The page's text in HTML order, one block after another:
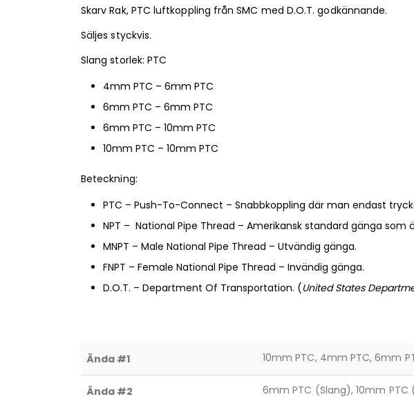
Skarv Rak, PTC luftkoppling från SMC med D.O.T. godkännande.
Säljes styckvis.
Slang storlek: PTC
4mm PTC – 6mm PTC
6mm PTC – 6mm PTC
6mm PTC – 10mm PTC
10mm PTC – 10mm PTC
Beteckning:
PTC – Push-To-Connect – Snabbkoppling där man endast
NPT – National Pipe Thread – Amerikansk standard gänga som
MNPT – Male National Pipe Thread – Utvändig gänga.
FNPT – Female National Pipe Thread – Invändig gänga.
D.O.T. – Department Of Transportation. (United States
Ända #1 10mm PTC, 4mm PTC, 6mm
Ända #2 6mm PTC (Slang), 10mm PTC